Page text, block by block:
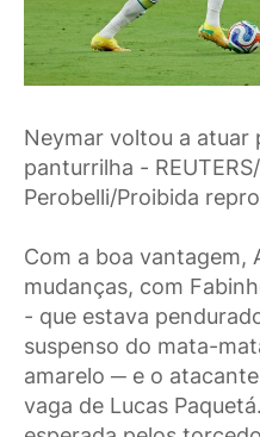
Neymar voltou a atuar
panturrilha -
Perobelli/Proibida
Com a boa vantagem,
mudanças, com
- que estava
suspenso do mata-
amarelo ─ e o
vaga de Lucas